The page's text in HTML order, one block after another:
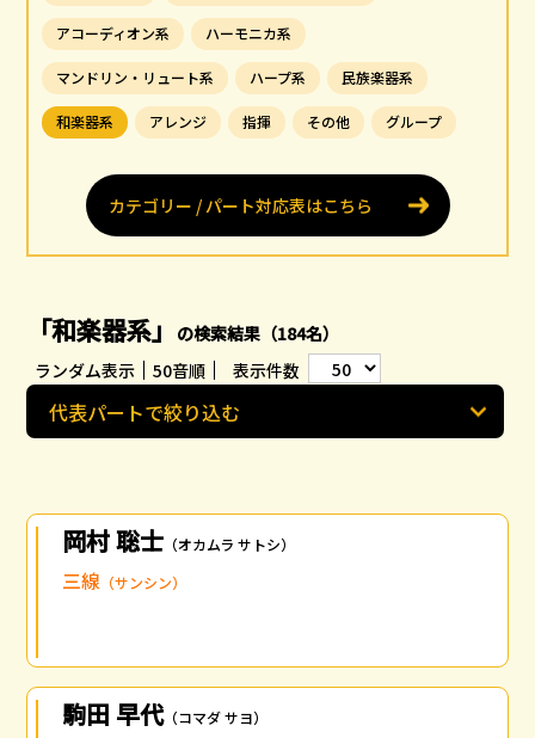
アコーディオン系 ハーモニカ系
マンドリン・リュート系 ハープ系 民族楽器系
和楽器系 アレンジ 指揮 その他 グループ
カテゴリー / パート対応表はこちら
「和楽器系」
の検索結果（184名）
ランダム表示
50音順 表示件数
代表パートで絞り込む
岡村 聡士 （オカムラ サトシ）
三線 （サンシン）
駒田 早代（コマダ サヨ）